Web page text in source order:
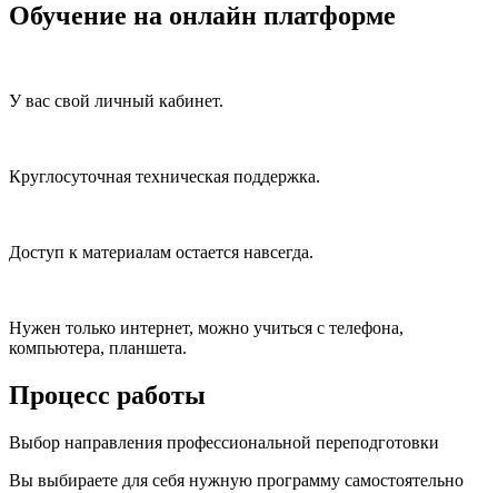
Обучение на онлайн платформе
У вас свой личный кабинет.
Круглосуточная техническая поддержка.
Доступ к материалам остается навсегда.
Нужен только интернет, можно учиться с телефона,
компьютера, планшета.
Процесс работы
Выбор направления профессиональной переподготовки
Вы выбираете для себя нужную программу самостоятельно